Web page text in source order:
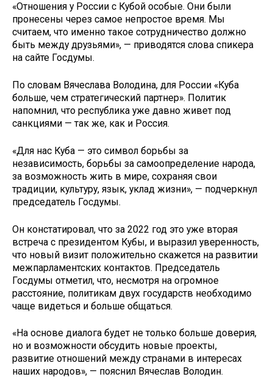
«Отношения у России с Кубой особые. Они были
пронесены через самое непростое время. Мы
считаем, что именно такое сотрудничество должно
быть между друзьями», — приводятся слова спикера
на сайте Госдумы.
По словам Вячеслава Володина, для России «Куба
больше, чем стратегический партнер». Политик
напомнил, что республика уже давно живет под
санкциями — так же, как и Россия.
«Для нас Куба — это символ борьбы за
независимость, борьбы за самоопределение народа,
за возможность жить в мире, сохраняя свои
традиции, культуру, язык, уклад жизни», — подчеркнул
председатель Госдумы.
Он констатировал, что за 2022 год это уже вторая
встреча с президентом Кубы, и выразил уверенность,
что новый визит положительно скажется на развитии
межпарламентских контактов. Председатель
Госдумы отметил, что, несмотря на огромное
расстояние, политикам двух государств необходимо
чаще видеться и больше общаться.
«На основе диалога будет не только больше доверия,
но и возможности обсудить новые проекты,
развитие отношений между странами в интересах
наших народов», — пояснил Вячеслав Володин.